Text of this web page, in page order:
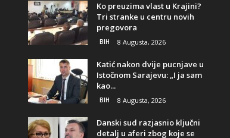
Ko preuzima vlast u Krajini?
Tri stranke u centru novih
pregovora
BIH 8 Augusta, 2026
Katić nakon dvije pucnjave u
Istočnom Sarajevu: „I ja sam
kao...
BIH 8 Augusta, 2026
Danski sud razjasnio ključni
detalj u aferi zbog koje se